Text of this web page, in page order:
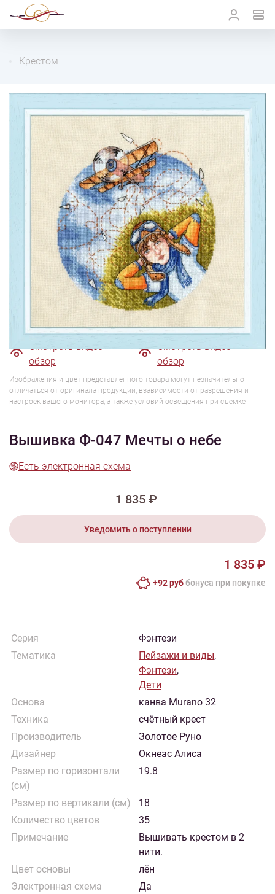
Крестом
Смотреть видео -
обзор
Смотреть видео -
обзор
Изображения и цвет представленного товара могут незначительно
отличаться от оригинала продукции, взависимости от разрешения и
настроек вашего монитора, а также условий освещения при съемке
Вышивка Ф-047 Мечты о небе
Есть электронная схема
1 835 ₽
Уведомить о поступлении
1 835 ₽
+92 руббонусa при покупке
Серия
Фэнтези
Тематика
Пейзажи и виды,
Фэнтези,
Дети
Основа
канва Murano 32
Техника
счётный крест
Производитель
Золотое Руно
Дизайнер
Окнеас Алиса
Размер по горизонтали
(см)
19.8
Размер по вертикали (см)
18
Количество цветов
35
Примечание
Вышивать крестом в 2
нити.
Цвет основы
лён
Электронная схема
Да